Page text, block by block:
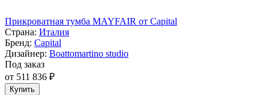
Прикроватная тумба MAYFAIR от Capital
Страна: Италия
Бренд: Capital
Дизайнер: Boattomartino studio
Под заказ
от 511 836 ₽
Купить